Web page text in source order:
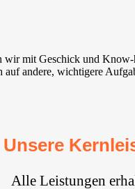
wir mit Geschick und
andere, wichtigere
Unsere
Alle Leistungen